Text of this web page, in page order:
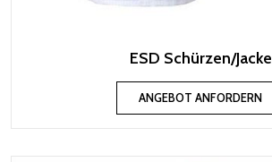
ESD Schürzen/Jacke
ANGEBOT ANFORDERN